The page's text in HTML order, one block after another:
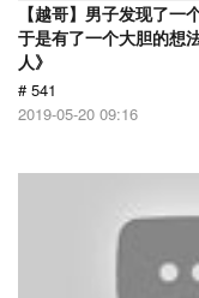
【越哥】男子发现了一
于是有了一个大胆的想
人》
# 541
2019-05-20 09:16